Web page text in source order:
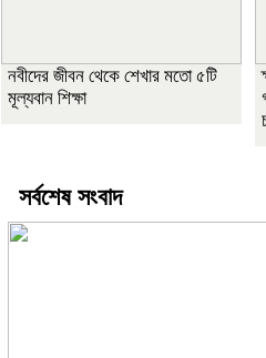
নবীদের জীবন থেকে শেখার মতো ৫টি
মূল্যবান শিক্ষা
সর্বশেষ সংবাদ